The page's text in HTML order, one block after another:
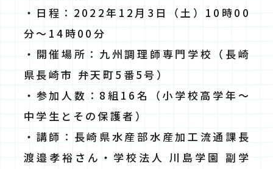
・日程：2022年12月3日（土）10時00
分～14時00分
・開催場所：九州調理師専門学校（長崎
県長崎市 弁天町5番5号）
・参加人数：8組16名（小学校高学年～
中学生とその保護者）
・講師：長崎県水産部水産加工流通課長
渡邉孝裕さん・学校法人 川島学園 副学